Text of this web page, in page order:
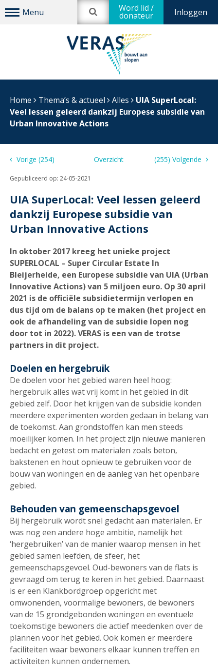
Inloggen
Word lid /
donateur
Home Thema’s & actueel Alles
UIA SuperLocal:
Veel lessen geleerd dankzij Europese subsidie van
Urban Innovative Actions
Vorige (254) Overzicht (255) Volgende
Gepubliceerd op: 24-05-2021
UIA SuperLocal: Veel lessen geleerd
dankzij Europese subsidie van
Urban Innovative Actions
In oktober 2017 kreeg het unieke project
SUPERLOCAL – Super Circular Estate In
Bleijerheide, een Europese subsidie van UIA (Urban
Innovative Actions) van 5 miljoen euro. Op 30 april
2021 is de officiële subsidietermijn verlopen en
dus tijd om de balans op te maken (het project en
ook de afhandeling van de subsidie lopen nog
door tot in 2022). VERAS is een van de trotse
partners in dit project.
Doelen en hergebruik
De doelen voor het gebied waren heel hoog:
hergebruik alles wat vrij komt in het gebied in dit
gebied zelf. Door het krijgen van de subsidie konden
meerdere experimenten worden gedaan in belang van
de toekomst. Aan grondstoffen kan men steeds
moeilijker komen. In het project zijn nieuwe manieren
bedacht en getest om materialen zoals beton,
bakstenen en hout opnieuw te gebruiken voor de
bouw van woningen en de aanleg van het openbare
gebied.
Behouden van gemeenschapsgevoel
Bij hergebruik wordt snel gedacht aan materialen. Er
was nog een andere hoge ambitie, namelijk het
‘hergebruiken’ van de manier waarop mensen in het
gebied samen leefden, de sfeer, het
gemeenschapsgevoel. Oud-bewoners van de flats is
gevraagd om terug te keren in het gebied. Daarnaast
is er een Klankbordgroep opgericht met
omwonenden, voormalige bewoners, de bewoners
van de 15 grondgebonden woningen en eventuele
toekomstige bewoners die actief meedenken over de
plannen voor het gebied. Ook komen er meerdere
faciliteiten waar bewoners elkaar kunnen treffen en
activiteiten kunnen ondernemen.